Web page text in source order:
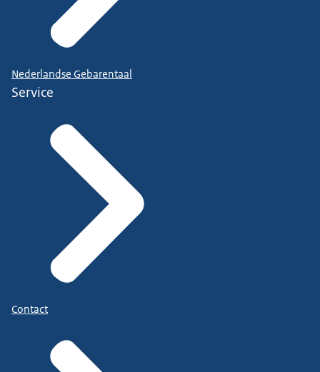
Nederlandse Gebarentaal
Service
Contact